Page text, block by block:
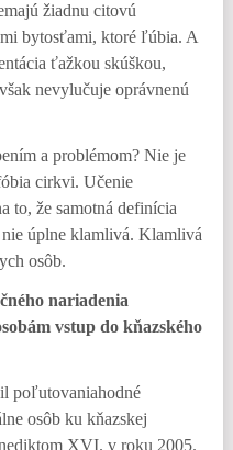
žiadnu citovú
bytosťami, ktoré ľúbia. A
ťažkou skúškou,
nevylučuje oprávnenú
a problémom? Nie je
cirkvi. Učenie
to, že samotná definícia
úplne klamlivá. Klamlivá
osôb.
nariadenia
vstup do kňazského
poľutovaniahodné
osôb ku kňazskej
XVI. v roku 2005.